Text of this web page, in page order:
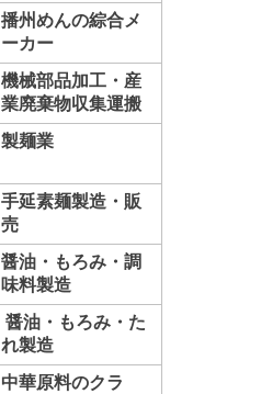
播州めんの綜合メ
ーカー
機械部品加工・産
業廃棄物収集運搬
製麺業
手延素麺製造・販
売
醤油・もろみ・調
味料製造
醤油・もろみ・た
れ製造
中華原料のクラ